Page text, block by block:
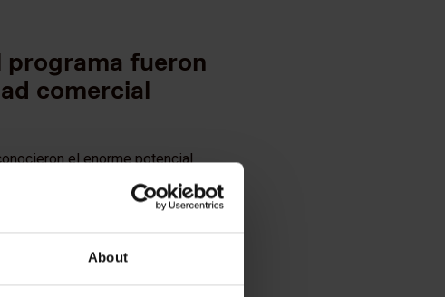
About
programa fueron
comercial
el enorme potencial
identificó la oportunidad
la seguridad energética y
el costo nivelado de la
los esfuerzos de